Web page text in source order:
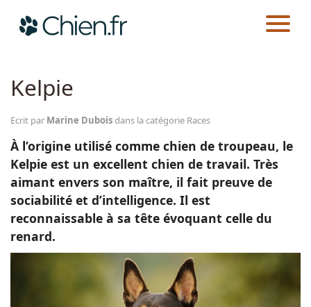
Races
Guides
CHIEN.FR RACES
Kelpie
Ecrit par Marine Duboisdans la catégorie Races
À l’origine utilisé comme chien de troupeau, le
Kelpie est un excellent chien de travail. Très
aimant envers son maître, il fait preuve de
sociabilité et d’intelligence. Il est
reconnaissable à sa tête évoquant celle du
renard.